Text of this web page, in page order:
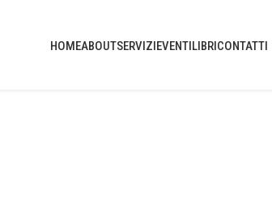
HOMEABOUTSERVIZIEVENTILIBRICONTATTI